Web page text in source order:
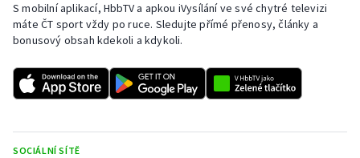
Motorsport
Olympijské hry
Plavání
S mobilní aplikací, HbbTV a apkou iVysílání ve své chytré televizi
máte ČT sport vždy po ruce. Sledujte přímé přenosy, články a
bonusový obsah kdekoli a kdykoli.
SOCIÁLNÍ SÍTĚ